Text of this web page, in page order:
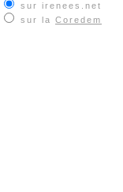
sur irenees.net
sur la Coredem